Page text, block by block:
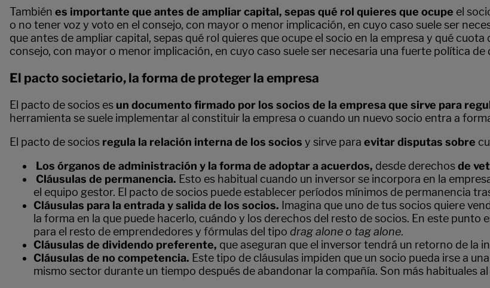
También es importante que antes de ampliar capital, sepas qué rol quieres que ocupe el
o no tener voz y voto en el consejo, con mayor o menor implicación, en cuyo caso suele ser
que antes de ampliar capital, sepas qué rol quieres que ocupe el socio en la empresa y qué
consejo, con mayor o menor implicación, en cuyo caso suele ser necesaria una fuerte política de
El pacto societario, la forma de proteger la empresa
El pacto de socios es un documento firmado por los socios de la empresa que sirve para
herramienta se suele implementar al constituir la empresa o cuando un nuevo socio entra a
El pacto de socios regula la relación interna de los socios y sirve para evitar disputas sobre
Los órganos de administración y la forma de adoptar a acuerdos, desde derechosde
Cláusulas de permanencia. Esto es habitual cuando un inversor se incorpora en la
el equipo gestor. El pacto de socios puede establecer períodos mínimos de permanencia
Cláusulas para la entrada y salida de los socios. Imagina que uno de tus socios quiere
la forma en la que puede hacerlo, cuándo y los derechos del resto de socios. En este
para el resto de emprendedores y fórmulas del tipo drag alone o tag alone.
Cláusulas de dividendo preferente, que aseguran que el inversor tendrá un retorno de la
Cláusulas de no competencia. Este tipo de cláusulas impiden que un socio pueda irse a
mismo sector durante un tiempo después de abandonar la compañía. Son más habituales